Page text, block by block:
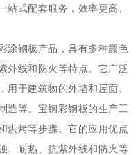
站式配套服务，效率更高、
涂钢板产品，具有多种颜色
外线和防火等特点。它广泛
用于建筑物的外墙和屋面、
造等。宝钢彩钢板的生产工
烘烤等步骤。它的应用优点
、耐热、抗紫外线和防火等